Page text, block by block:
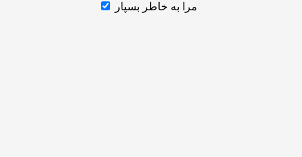
مرا به خاطر بسپار